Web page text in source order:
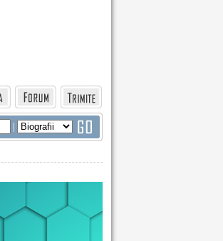
|